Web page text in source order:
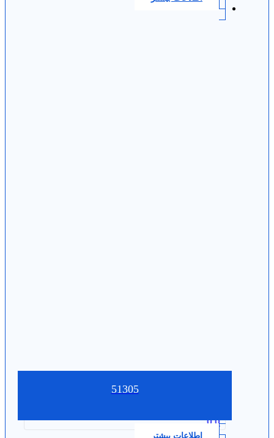
51305
0.0
اطلاعات بیشتر